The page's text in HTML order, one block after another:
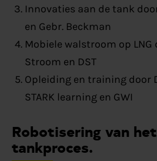
Innovaties aan de tank
en Gebr. Beckman
Mobiele walstroom op LNG
Stroom en DST
Opleiding en training door
STARK learning en GWI
Robotisering van
tankproces.